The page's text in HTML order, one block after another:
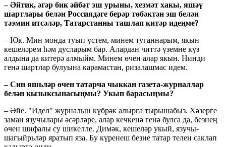
– Əйтик, əгəр бик əйбəт эш урыны, хезмəт хакы, яшəү
шартлары белəн Россиядәге берəр төбəктəн эш белән
тəэмин итсəлəр, Татарстанны ташлап китəр идеңме?
– Юк. Мин монда туып үстем, минем туганнарым, якын
кешеләрем һәм дусларым бар. Алардан читтә үземне күз
алдына да китерә алмыйм. Минем өчен алар якын. Нинди
генә шартлар булуына карамастан, ризалашмас идем.
– Син яшьлəр өчен татарча чыккан газета-журналлар
белән кызыксынасыңмы? Укып барасыңмы?
– Әйе. "Идел" журналын күбрәк алырга тырышабыз. Хәзерге
заман язучылары әсәрләре, алар кечкенә генә булса да, безнең
өчен шифалы су шикелле. Димәк, кешеләр укый, язучы-
шагыйрьләр яратып яза. Бу күренеш безне татар телен саклап